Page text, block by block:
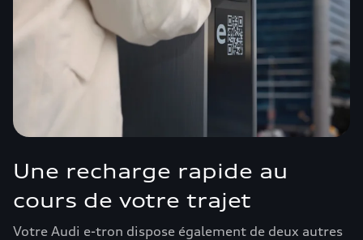
Une recharge rapide au
cours de votre trajet
Votre Audi e-tron dispose également de deux autres